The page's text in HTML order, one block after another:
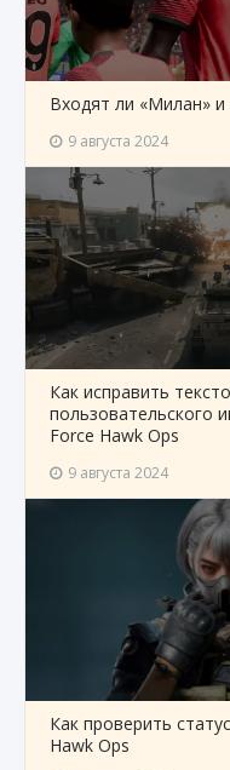
Входят ли «Милан» и
9 августа 2024
Как исправить
пользовательского
Force Hawk Ops
9 августа 2024
Как проверить
Hawk Ops